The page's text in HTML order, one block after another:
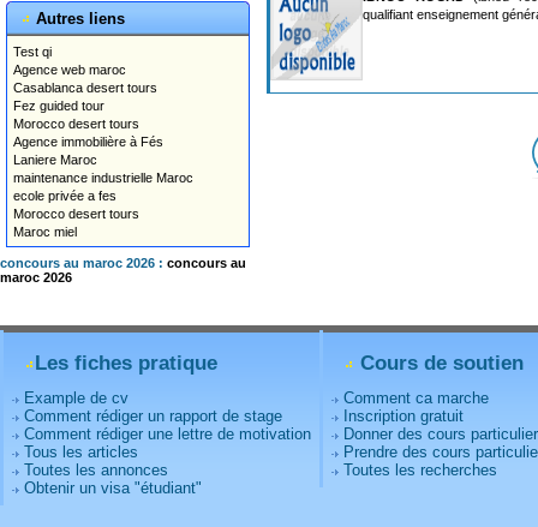
Autres liens
Test qi
Agence web maroc
Casablanca desert tours
Fez guided tour
Morocco desert tours
Agence immobilière à Fés
Laniere Maroc
maintenance industrielle Maroc
ecole privée a fes
Morocco desert tours
Maroc miel
concours au maroc 2026 : concours au
maroc 2026
qualifiant enseignement
Les fiches pratique
Example de cv
Comment rédiger un rapport de stage
Comment rédiger une lettre de motivation
Tous les articles
Toutes les annonces
Obtenir un visa "étudiant"
Cours de soutien
Comment ca marche
Inscription gratuit
Donner des cours
Prendre des cours
Toutes les recherches